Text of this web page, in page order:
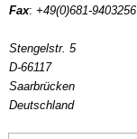
Fax: +49(0)681-9403256
Stengelstr. 5
D-66117
Saarbrücken
Deutschland